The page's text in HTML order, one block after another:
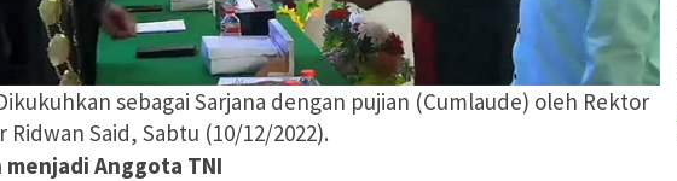
sebagai Sarjana dengan pujian (Cumlaude) oleh Rektor
Ridwan Said, Sabtu (10/12/2022).
menjadi Anggota TNI